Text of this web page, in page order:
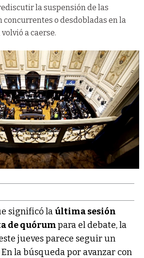
la suspensión de las
concurrentes o desdobladas en la
a caerse.
significó laúltima sesión
de quórumpara el debate, la
jueves parece seguir un
la búsqueda por avanzar con